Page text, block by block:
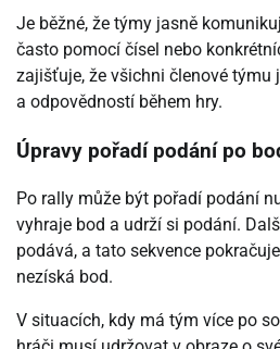
Je běžné, že týmy jasně
často pomocí čísel nebo
zajišťuje, že všichni členové týmu
a odpovědností během hry.
Úpravy pořadí podání po
Po rally může být pořadí podání
vyhraje bod a udrží si podání.
podává, a tato sekvence
nezíská bod.
V situacích, kdy má tým více po